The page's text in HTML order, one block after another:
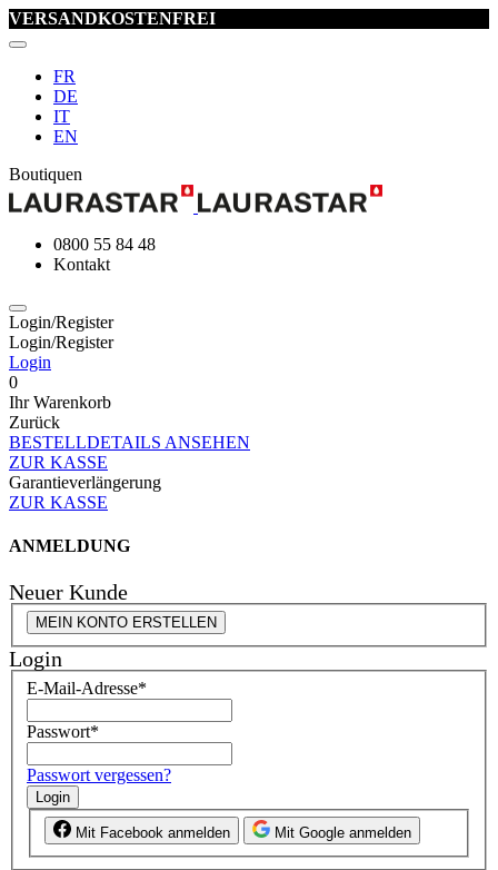
VERSANDKOSTENFREI
FR
DE
IT
EN
Boutiquen
0800 55 84 48
Kontakt
Login/Register
Login/Register
Login
0
Ihr Warenkorb
Zurück
BESTELLDETAILS ANSEHEN
ZUR KASSE
Garantieverlängerung
ZUR KASSE
ANMELDUNG
Neuer Kunde
MEIN KONTO ERSTELLEN
Login
E-Mail-Adresse*
Passwort*
Passwort vergessen?
Login
Mit Facebook anmelden Mit Google anmelden